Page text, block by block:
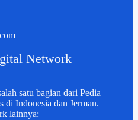
Network
satu bagian dari Pedia
Indonesia dan Jerman.
lainnya: